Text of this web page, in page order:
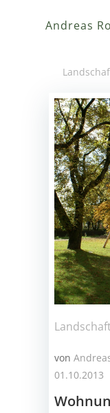
Andreas
von
01.10.2013